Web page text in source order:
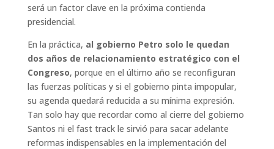
será un factor clave en la próxima contienda
presidencial.
En la práctica, al gobierno Petro solo le quedan
dos años de relacionamiento estratégico con el
Congreso, porque en el último año se reconfiguran
las fuerzas políticas y si el gobierno pinta impopular,
su agenda quedará reducida a su mínima expresión.
Tan solo hay que recordar como al cierre del gobierno
Santos ni el fast track le sirvió para sacar adelante
reformas indispensables en la implementación del